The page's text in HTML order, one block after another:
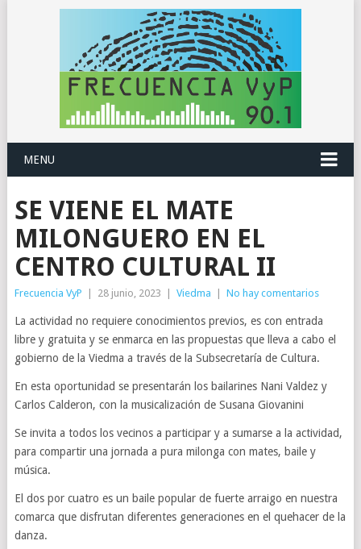
MENU
SE VIENE EL MATE
MILONGUERO EN EL
CENTRO CULTURAL II
Frecuencia VyP 28 junio, 2023 Viedma No hay comentarios
La actividad no requiere conocimientos previos, es con entrada
libre y gratuita y se enmarca en las propuestas que lleva a cabo el
gobierno de la Viedma a través de la Subsecretaría de Cultura.
En esta oportunidad se presentarán los bailarines Nani Valdez y
Carlos Calderon, con la musicalización de Susana Giovanini
Se invita a todos los vecinos a participar y a sumarse a la actividad,
para compartir una jornada a pura milonga con mates, baile y
música.
El dos por cuatro es un baile popular de fuerte arraigo en nuestra
comarca que disfrutan diferentes generaciones en el quehacer de la
danza.